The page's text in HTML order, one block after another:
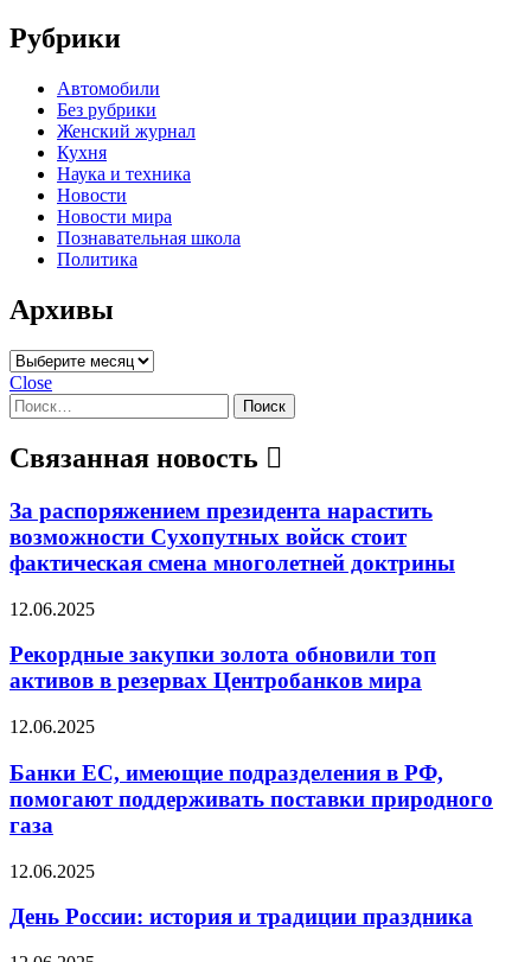
Рубрики
Автомобили
Без рубрики
Женский журнал
Кухня
Наука и техника
Новости
Новости мира
Познавательная школа
Политика
Архивы
Архивы
Close
Найти:
Связанная новость
За распоряжением президента нарастить
возможности Сухопутных войск стоит
фактическая смена многолетней доктрины
12.06.2025
Рекордные закупки золота обновили топ
активов в резервах Центробанков мира
12.06.2025
Банки ЕС, имеющие подразделения в РФ,
помогают поддерживать поставки природного
газа
12.06.2025
День России: история и традиции праздника